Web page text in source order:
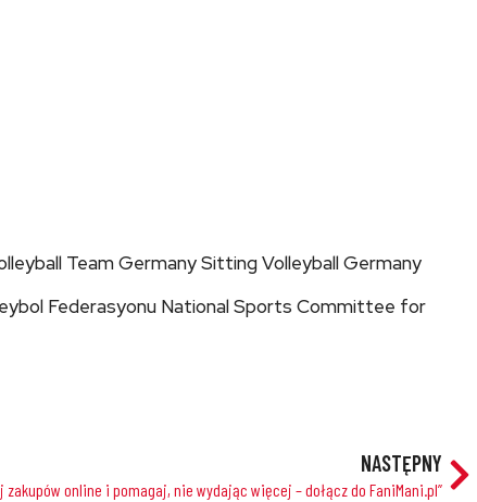
Team Germany Sitting Volleyball Germany
Federasyonu National Sports Committee for
NASTĘPNY
zakupów online i pomagaj, nie wydając więcej – dołącz do FaniMani.pl”